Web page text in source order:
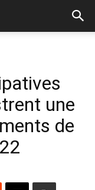
une
de